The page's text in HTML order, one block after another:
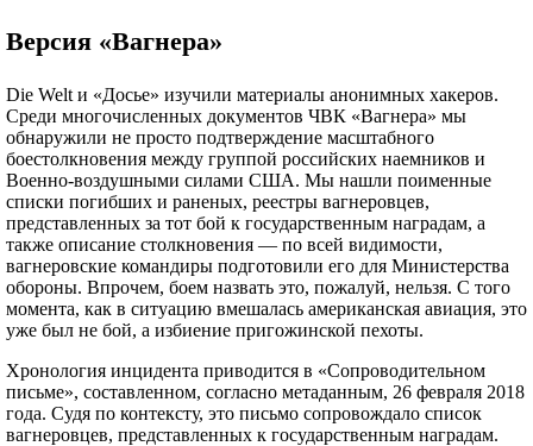
Версия «Вагнера»
Die Welt и «Досье» изучили материалы анонимных хакеров.
Среди многочисленных документов ЧВК «Вагнера» мы
обнаружили не просто подтверждение масштабного
боестолкновения между группой российских наемников и
Военно-воздушными силами США. Мы нашли поименные
списки погибших и раненых, реестры вагнеровцев,
представленных за тот бой к государственным наградам, а
также описание столкновения — по всей видимости,
вагнеровские командиры подготовили его для Министерства
обороны. Впрочем, боем назвать это, пожалуй, нельзя. С того
момента, как в ситуацию вмешалась американская авиация, это
уже был не бой, а избиение пригожинской пехоты.
Хронология инцидента приводится в «Сопроводительном
письме», составленном, согласно метаданным, 26 февраля 2018
года. Судя по контексту, это письмо сопровождало список
вагнеровцев, представленных к государственным наградам.